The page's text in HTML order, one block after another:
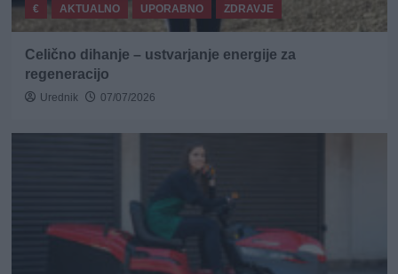
€ AKTUALNO UPORABNO ZDRAVJE
Celično dihanje – ustvarjanje energije za
regeneracijo
Urednik 07/07/2026